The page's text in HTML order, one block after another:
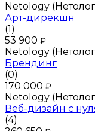
Netology
Арт-дирекшн
(1)
53 900 ₽
Netology
Брендинг
(0)
170 000 ₽
Netology
Веб-дизайн с
(4)